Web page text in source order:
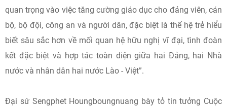
quan trọng vào việc tăng cường giáo dục cho đảng viên, cán
bộ, bộ đội, công an và người dân, đặc biệt là thế hệ trẻ hiểu
biết sâu sắc hơn về mối quan hệ hữu nghị vĩ đại, tình đoàn
kết đặc biệt và hợp tác toàn diện giữa hai Đảng, hai Nhà
nước và nhân dân hai nước Lào - Việt”.
Đại sứ Sengphet Houngboungnuang bày tỏ tin tưởng Cuộc